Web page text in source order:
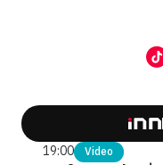
19:00 Video